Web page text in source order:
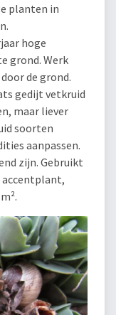
planten in
hoge
grond. Werk
de grond.
gedijt vetkruid
maar liever
soorten
aanpassen.
zijn. Gebruikt